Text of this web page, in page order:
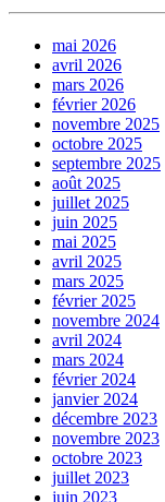
mai 2026
avril 2026
mars 2026
février 2026
novembre 2025
octobre 2025
septembre 2025
août 2025
juillet 2025
juin 2025
mai 2025
avril 2025
mars 2025
février 2025
novembre 2024
avril 2024
mars 2024
février 2024
janvier 2024
décembre 2023
novembre 2023
octobre 2023
juillet 2023
juin 2023